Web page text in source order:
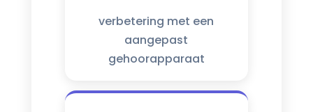
verbetering met een
aangepast
gehoorapparaat